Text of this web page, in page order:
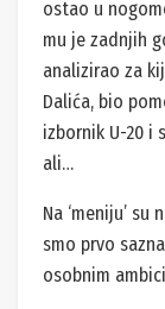
ostao u
mu je zadnjih
analizirao za
Dalića, bio
izbornik U-20 i
ali…
Na ‘meniju’
smo prvo
osobnim